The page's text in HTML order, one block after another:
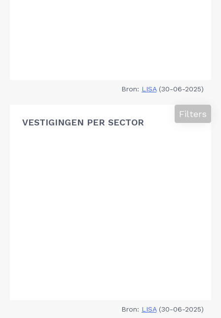
Bron: LISA(30-06-2025)
VESTIGINGEN PER SECTOR
Filters
Bron: LISA(30-06-2025)